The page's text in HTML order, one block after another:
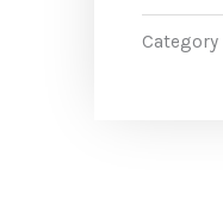
Category